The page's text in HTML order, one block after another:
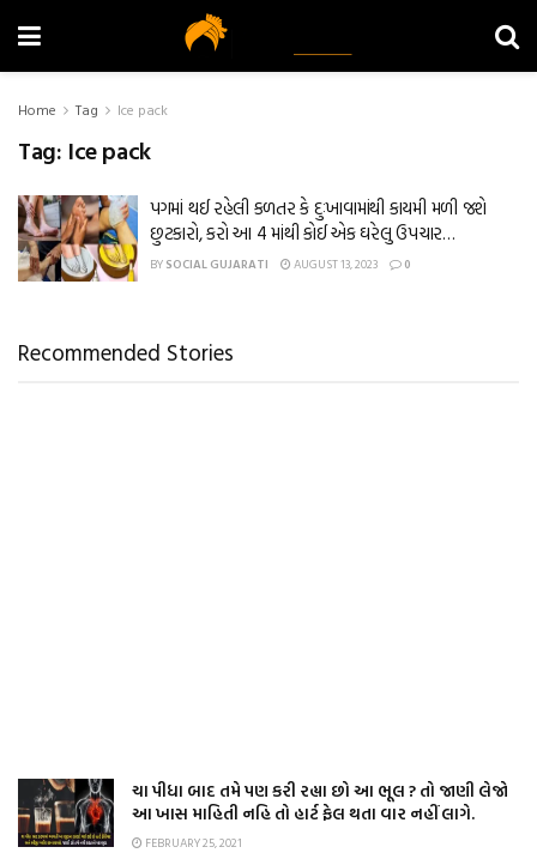
Home Tag Ice pack
Tag: Ice pack
પગમાં થઈ રહેલી કળતર કે દુઃખાવામાંથી કાયમી મળી જશે
છુટકારો, કરો આ 4 માંથી કોઈ એક ઘરેલુ ઉપચાર…
BY SOCIAL GUJARATI AUGUST 13, 2023 0
Recommended Stories
ચા પીધા બાદ તમે પણ કરી રહ્યા છો આ ભૂલ ? તો જાણી લેજો
આ ખાસ માહિતી નહિ તો હાર્ટ ફેલ થતા વાર નહીં લાગે.
FEBRUARY 25, 2021